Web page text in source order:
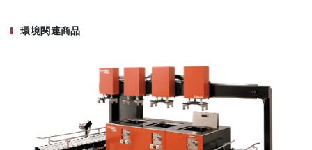
環境関連商品